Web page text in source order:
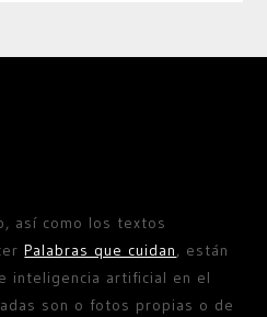
así como los textos
Palabras que cuidan, están
inteligencia artificial en el
son o fotos propias o de